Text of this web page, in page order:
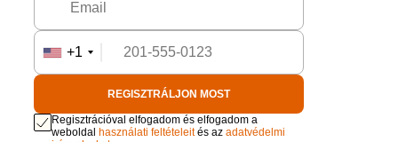
+1
REGISZTRÁLJON MOST
Regisztrációval elfogadom és elfogadom a
weboldal használati feltételeités azadatvédelmi